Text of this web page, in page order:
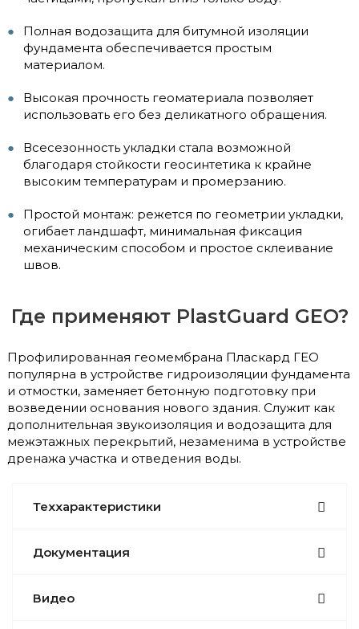
Полная водозащита для битумной изоляции
фундамента обеспечивается простым
материалом.
Высокая прочность геоматериала позволяет
использовать его без деликатного обращения.
Всесезонность укладки стала возможной
благодаря стойкости геосинтетика к крайне
высоким температурам и промерзанию.
Простой монтаж: режется по геометрии укладки,
огибает ландшафт, минимальная фиксация
механическим способом и простое склеивание
швов.
Где применяют PlastGuard GEO?
Профилированная геомембрана Пласкард ГЕО
популярна в устройстве гидроизоляции фундамента
и отмостки, заменяет бетонную подготовку при
возведении основания нового здания. Служит как
дополнительная звукоизоляция и водозащита для
межэтажных перекрытий, незаменима в устройстве
дренажа участка и отведения воды.
Теххарактеристики
Документация
Видео